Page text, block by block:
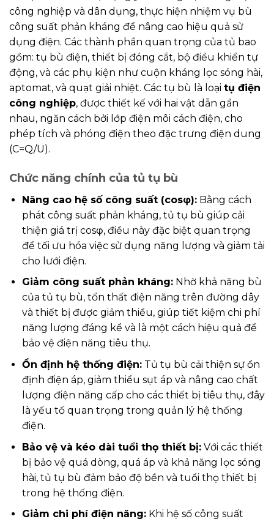
công nghiệp và dân dụng, thực hiện nhiệm vụ bù
công suất phản kháng để nâng cao hiệu quả sử
dụng điện. Các thành phần quan trọng của tủ bao
gồm: tụ bù điện, thiết bị đóng cắt, bộ điều khiển tự
động, và các phụ kiện như cuộn kháng lọc sóng hài,
aptomat, và quạt giải nhiệt. Các tụ bù là loại tụ điện
công nghiệp, được thiết kế với hai vật dẫn gần
nhau, ngăn cách bởi lớp điện môi cách điện, cho
phép tích và phóng điện theo đặc trưng điện dung
(C=Q/U).
Chức năng chính của tủ tụ bù
Nâng cao hệ số công suất (cosφ):Bằng cách
phát công suất phản kháng, tủ tụ bù giúp cải
thiện giá trị cosφ, điều này đặc biệt quan trọng
để tối ưu hóa việc sử dụng năng lượng và giảm tải
cho lưới điện.
Giảm công suất phản kháng:Nhờ khả năng bù
của tủ tụ bù, tổn thất điện năng trên đường dây
và thiết bị được giảm thiểu, giúp tiết kiệm chi phí
năng lượng đáng kể và là một cách hiệu quả để
bảo vệ điện năng tiêu thụ.
Ổn định hệ thống điện:Tủ tụ bù cải thiện sự ổn
định điện áp, giảm thiểu sụt áp và nâng cao chất
lượng điện năng cấp cho các thiết bị tiêu thụ, đây
là yếu tố quan trọng trong quản lý hệ thống
điện.
Bảo vệ và kéo dài tuổi thọ thiết bị:Với các thiết
bị bảo vệ quá dòng, quá áp và khả năng lọc sóng
hài, tủ tụ bù đảm bảo độ bền và tuổi thọ thiết bị
trong hệ thống điện.
Giảm chi phí điện năng:Khi hệ số công suất